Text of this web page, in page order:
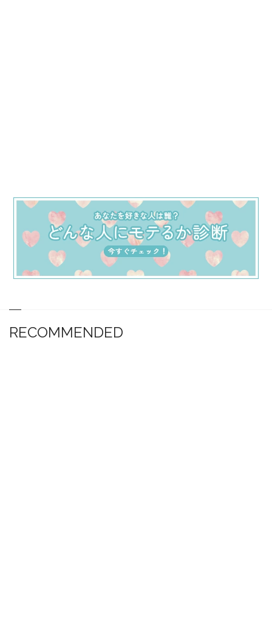
RECOMMENDED